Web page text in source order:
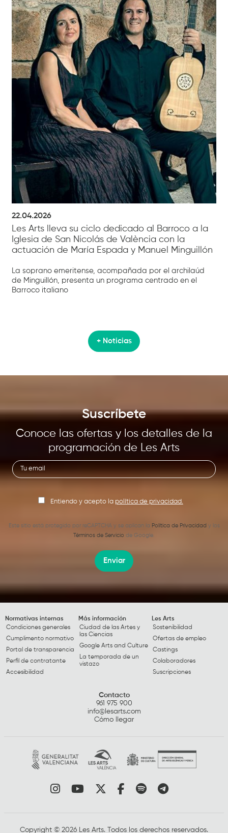
22.04.2026
Les Arts lleva su ciclo dedicado al Barroco a la
Iglesia de San Nicolás de València con la
actuación de María Espada y Manuel Minguillón
La soprano emeritense, acompañada por el archilaúd
de Minguillón, presenta un programa centrado en el
Barroco italiano
+ Noticias
Suscríbete
Conoce las ofertas y los detalles de la
programación de Les Arts
Entiendo y acepto la política de privacidad.
Este sitio está protegido por reCAPTCHA y se aplican la Política de Privacidad y los
Términos de Servicio de Google.
Enviar
Normativas internas
Condiciones generales
Cumplimento normativo
Portal de transparencia
Perfil de contratante
Accesibilidad
Más información
Ciudad de las Artes y
las Ciencias
Google Arts and Culture
La temporada de un
vistazo
Les Arts
Sostenibilidad
Ofertas de empleo
Castings
Colaboradores
Suscripciones
Contacto
961 975 900
info@lesarts.com
Cómo llegar
Link a instagram
Link a youtube
Link a twitter
Link a facebook
Link a spotify
Link a
Copyright © 2026 Les Arts. Todos los derechos reservados.